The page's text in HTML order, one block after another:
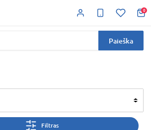
0
Paieška
Filtras